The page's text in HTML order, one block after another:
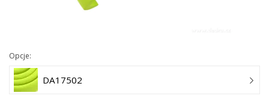
Opcje:
DA17502